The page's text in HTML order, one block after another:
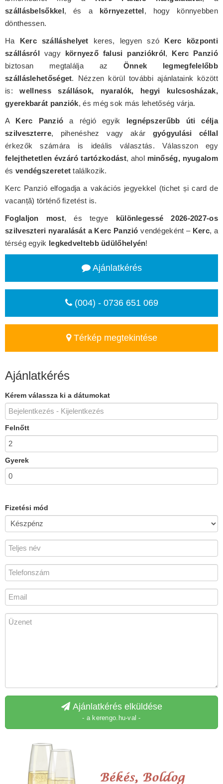
szállásbelsőkkel, és a környezettel, hogy könnyebben
dönthessen.
Ha Kerc szálláshelyet keres, legyen szó Kerc központi
szállásról vagy környező falusi panziókról, Kerc Panzió
biztosan megtalálja az Önnek legmegfelelőbb
szálláslehetőséget. Nézzen körül további ajánlataink között
is:wellness szállások, nyaralók, hegyi kulcsosházak,
gyerekbarát panziók, és még sok más lehetőség várja.
A Kerc Panzió a régió egyik legnépszerűbb úti célja
szilveszterre, pihenéshez vagy akár gyógyulási céllal
érkezők számára is ideális választás. Válasszon egy
felejthetetlen évzáró tartózkodást, ahol minőség, nyugalom
és vendégszeretet találkozik.
Kerc Panzió elfogadja a vakációs jegyekkel (tichet și card de
vacanță) történő fizetést is.
Foglaljon most, és tegye különlegessé 2026-2027-os
szilveszteri nyaralását a Kerc Panzió vendégeként – Kerc, a
térség egyik legkedveltebb üdülőhelyén!
Ajánlatkérés
(004) - 0736 651 069
Térkép megtekintése
Ajánlatkérés
Kérem válassza ki a dátumokat
Felnőtt
Gyerek
Fizetési mód
Ajánlatkérés elküldése
- a kerengo.hu-val -